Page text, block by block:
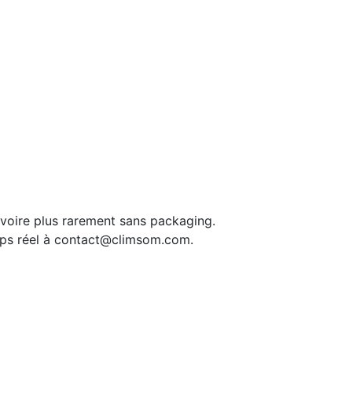
plus rarement sans packaging.
réel à contact@climsom.com.